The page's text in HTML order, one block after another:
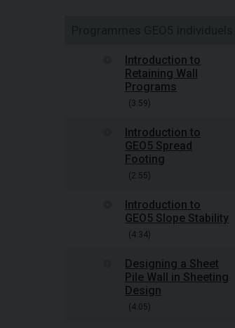
Introduction to
Retaining Wall
Programs
(3:59)
Introduction to
GEO5 Spread
Footing
(2:55)
Introduction to
GEO5 Slope Stability
(4:34)
Designing a Sheet
Pile Wall in Sheeting
Design
(4:05)